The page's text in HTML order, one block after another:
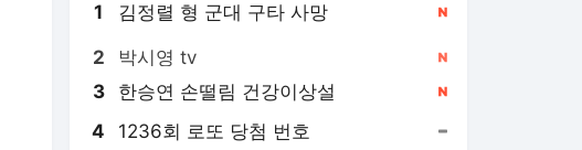
1 김정렬 형 군대 구타 사망
2 박시영 tv
3 한승연 손떨림 건강이상설
4 1236회 로또 당첨 번호